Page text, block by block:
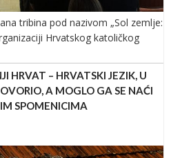
tribina pod nazivom „Sol zemlje:
Hrvatskog katoličkog
HRVAT – HRVATSKI JEZIK, U
A MOGLO GA SE NAĆI
SPOMENICIMA